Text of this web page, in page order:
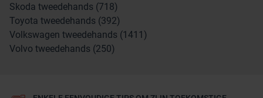
Skoda tweedehands (718)
Toyota tweedehands (392)
Volkswagen tweedehands (1411)
Volvo tweedehands (250)